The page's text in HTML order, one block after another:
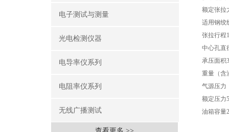
电子测试与测量
光电检测仪器
电导率仪系列
电阻率仪系列
无线广播测试
额定张拉
适用钢绞
张拉行程
中心孔直
承压面积
重量（含
气源压力
额定压力
油箱容量